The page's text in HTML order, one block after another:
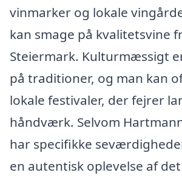
vinmarker og lokale
kan smage på kvalitetsvine
Steiermark. Kulturmæssigt
på traditioner, og man kan
lokale festivaler, der fejrer
håndværk. Selvom
har specifikke
en autentisk oplevelse af